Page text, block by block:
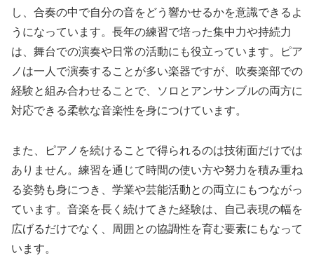
し、合奏の中で自分の音をどう響かせるかを意識できるよ
うになっています。長年の練習で培った集中力や持続力
は、舞台での演奏や日常の活動にも役立っています。ピア
ノは一人で演奏することが多い楽器ですが、吹奏楽部での
経験と組み合わせることで、ソロとアンサンブルの両方に
対応できる柔軟な音楽性を身につけています。
また、ピアノを続けることで得られるのは技術面だけでは
ありません。練習を通じて時間の使い方や努力を積み重ね
る姿勢も身につき、学業や芸能活動との両立にもつながっ
ています。音楽を長く続けてきた経験は、自己表現の幅を
広げるだけでなく、周囲との協調性を育む要素にもなって
います。